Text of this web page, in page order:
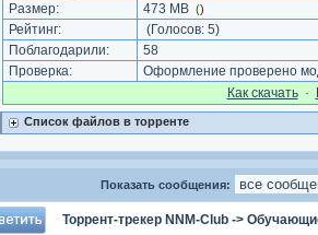
Размер:
473 MB ()
Рейтинг: (Голосов: 5)
Поблагодарили:
58
Проверка:
Оформление проверено
Как cкачать·
Список файлов в торренте
Показать сообщения:
Торрент-трекер NNM-Club ->